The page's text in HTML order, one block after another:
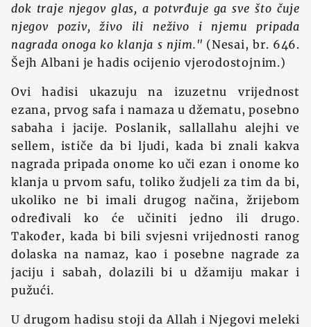
dok traje njegov glas, a potvrđuje ga sve što čuje
njegov poziv, živo ili neživo i njemu pripada
nagrada onoga ko klanja s njim." (Nesai, br. 646.
Šejh Albani je hadis ocijenio vjerodostojnim.)
Ovi hadisi ukazuju na izuzetnu vrijednost
ezana, prvog safa i namaza u džematu, posebno
sabaha i jacije. Poslanik, sallallahu alejhi ve
sellem, ističe da bi ljudi, kada bi znali kakva
nagrada pripada onome ko uči ezan i onome ko
klanja u prvom safu, toliko žudjeli za tim da bi,
ukoliko ne bi imali drugog načina, žrijebom
određivali ko će učiniti jedno ili drugo.
Također, kada bi bili svjesni vrijednosti ranog
dolaska na namaz, kao i posebne nagrade za
jaciju i sabah, dolazili bi u džamiju makar i
pužući.
U drugom hadisu stoji da Allah i Njegovi meleki